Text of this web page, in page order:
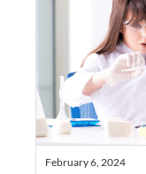
February 6, 2024